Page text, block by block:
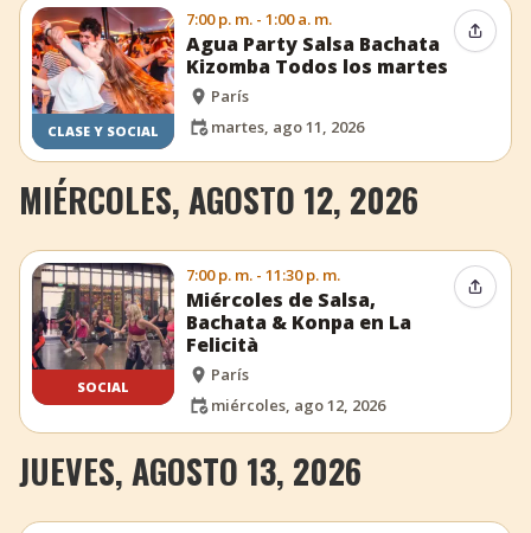
CLASE Y SOCIAL
7:00 p. m. - 1:00 a. m.
Agua Party Salsa Bachata
Kizomba Todos los martes
París
martes, ago 11, 2026
MIÉRCOLES, AGOSTO 12, 2026
SOCIAL
7:00 p. m. - 11:30 p. m.
Miércoles de Salsa,
Bachata & Konpa en La
Felicità
París
miércoles, ago 12, 2026
JUEVES, AGOSTO 13, 2026